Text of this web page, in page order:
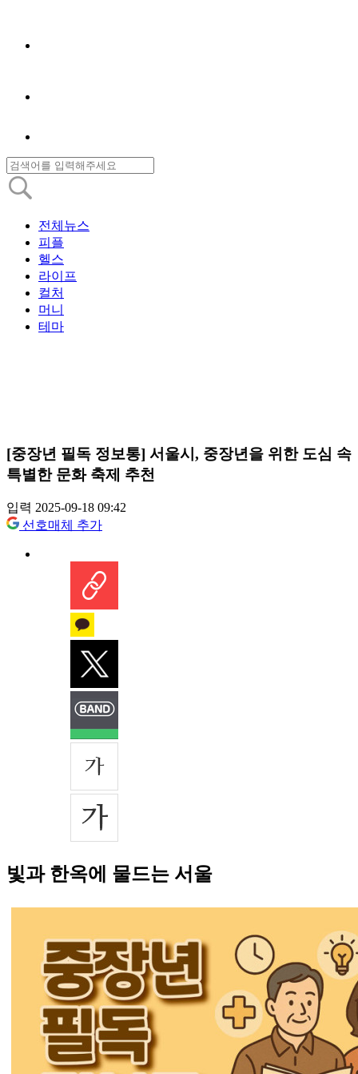
전체뉴스
피플
헬스
라이프
컬처
머니
테마
[중장년 필독 정보통] 서울시, 중장년을 위한 도심 속
특별한 문화 축제 추천
입력 2025-09-18 09:42
선호매체 추가
빛과 한옥에 물드는 서울